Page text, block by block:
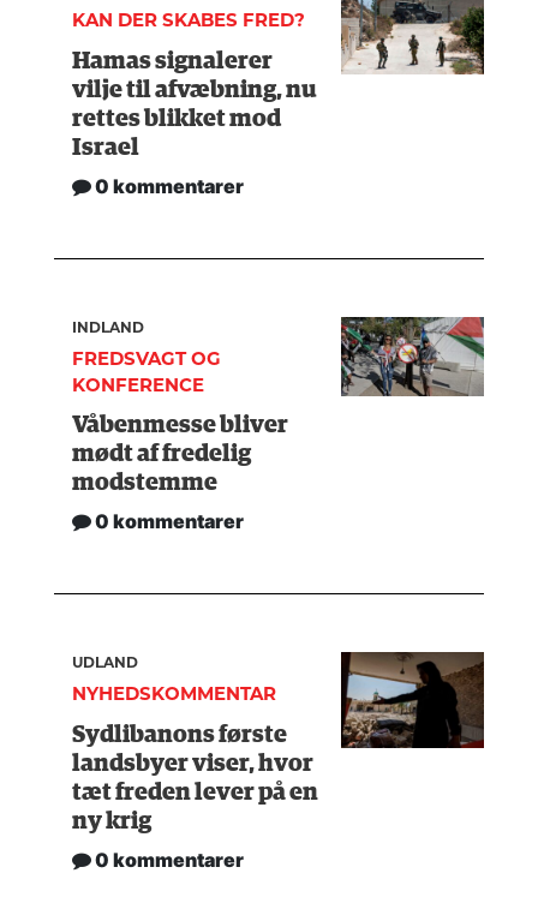
KAN DER SKABES FRED?
Hamas signalerer
vilje til afvæbning, nu
rettes blikket mod
Israel
0 kommentarer
INDLAND
FREDSVAGT OG
KONFERENCE
Våbenmesse bliver
mødt af fredelig
modstemme
0 kommentarer
UDLAND
NYHEDSKOMMENTAR
Sydlibanons første
landsbyer viser, hvor
tæt freden lever på en
ny krig
0 kommentarer